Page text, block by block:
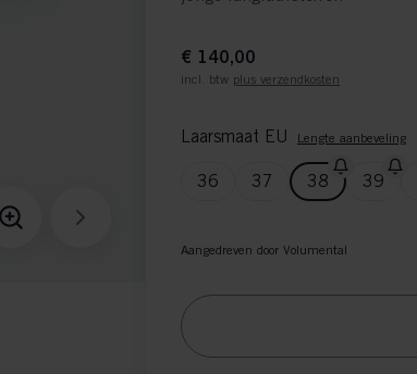
€ 140,00
incl. btw plus verzendkosten
Laarsmaat EU Lengte aanbeveling
36 37 38 39
Aangedreven door Volumental